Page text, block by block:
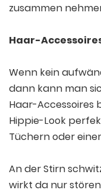
zusammen
Haar-
Wenn kein
dann kann man
Haar-Accessoires
Hippie-Look
Tüchern oder
An der Stirn
wirkt da nur